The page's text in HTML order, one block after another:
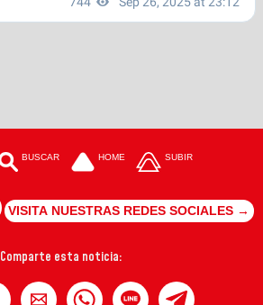
BUSCAR HOME SUBIR
VISITA NUESTRAS REDES SOCIALES →
Comparte esta noticia: